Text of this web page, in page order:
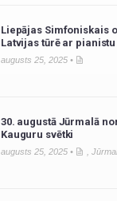
Liepājas Simfoniskais
Latvijas tūrē ar
augusts 25, 2025 •
30. augustā Jūrmalā
Kauguru svētki
augusts 25, 2025 •